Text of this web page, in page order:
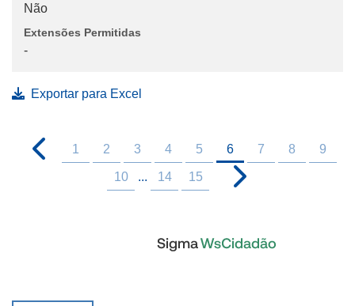
Não
Extensões Permitidas
-
Exportar para Excel
1 2 3 4 5 6 7 8 9
10 ... 14 15